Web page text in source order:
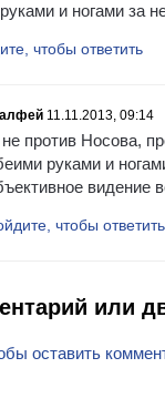
и ногами за
чтобы ответить
11.11.2013, 09:14
против Носова,
руками и
видение
чтобы ответить
или
оставить